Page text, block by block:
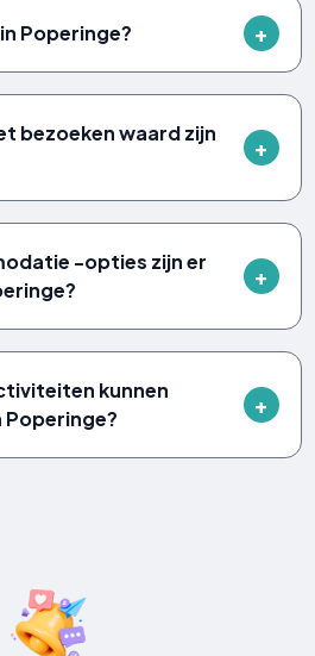
Poperinge?
bezoeken waard zijn
-opties zijn er
kunnen